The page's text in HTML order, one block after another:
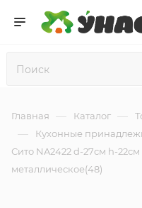
Главная — Каталог —
— Кухонные
Сито NA2422 d-27см h-
металлическое(48)